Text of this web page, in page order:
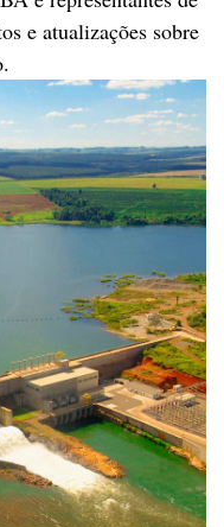
e atualizações sobre